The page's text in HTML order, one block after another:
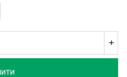
+